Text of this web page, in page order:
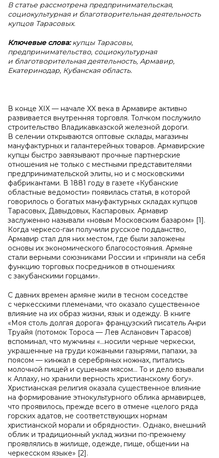
В статье рассмотрена предпринимательская,
социокультурная и благотворительная деятельность
купцов Тарасовых.
Ключевые слова: купцы Тарасовы,
предпринимательство, социокультурная
и благотворительная деятельность, Армавир,
Екатеринодар, Кубанская область.
В конце XIX — начале XX века в Армавире активно
развивается внутренняя торговля. Толчком послужило
строительство Владикавказской железной дороги.
В селении открываются оптовые склады, магазины
мануфактурных и галантерейных товаров. Армавирские
купцы быстро завязывают прочные партнерские
отношения не только с местными представителями
предпринимательской элиты, но и с московскими
фабрикантами. В 1881 году в газете «Кубанские
областные ведомости» появилась статья, в которой
говорилось о богатых мануфактурных складах купцов
Тарасовых, Давыдовых, Каспаровых. Армавир
заслуженно называли «новым Московским базаром» [1].
Когда черкесо-гаи получили русское подданство,
Армавир стал для них местом, где были заложены
основы их экономического благосостояния. Армяне
стали верными союзниками России и «приняли на себя
функцию торговых посредников в отношениях
с закубанскими горцами».
С давних времен армяне жили в тесном соседстве
с черкесскими племенами, что оказало существенное
влияние на их образ жизни, язык и одежду. В книге
«Моя столь долгая дорога» французский писатель Анри
Труайя (потомок Тороса — Лев Асланович Тарасов)
вспоминал, что мужчины «…носили черные черкески,
украшенные на груди кожаными газырями, папахи, за
поясом — кинжал в серебряных ножнах, питались
молочной пищей и сушеным мясом… То и дело взывали
к Аллаху, но хранили верность христианскому богу».
Христианская религия оказала существенное влияние
на формирование этнокультурного облика армавирцев,
что проявилось, прежде всего в отмене «целого ряда
горских адатов, не соответствующих нормам
христианской морали и обрядности». Однако, внешний
облик и традиционный уклад жизни по-прежнему
проявлялись в жилище, одежде, пище, общении на
черкесском языке» [2].